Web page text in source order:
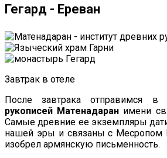
Гегард - Ереван
Завтрак в отеле
После завтрака отправимся в
рукописей Матенадаран имени
Самые древние ее экземпляры
нашей эры и связаны с
изобрел армянскую письменность.